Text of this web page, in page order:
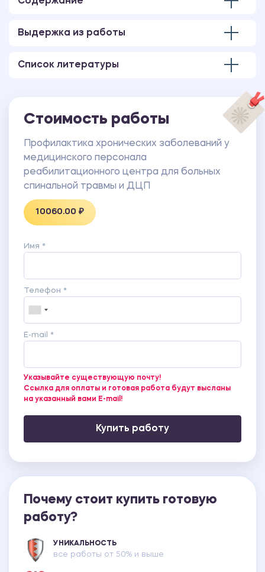
ИММУНОЛОГИЧЕСКОГО ОТДЕЛЕНИЯ
ПРИЛОЖЕНИЕ 2 – ПРАВИЛА ОБСЛЕДОВАНИЯ И
ПРИНЦИПЫ ЛЕЧЕНИЯ ПРОФЕССИОНАЛЬНЫХ
ЗАБОЛЕВАНИЙ МЕДИЦИНСКИХ РАБОТНИКОВ
Выдержка из работы
Список литературы
Стоимость работы
Профилактика хронических заболеваний у
медицинского персонала
реабилитационного центра для больных
спинальной травмы и ДЦП
10060.00 ₽
Имя *
Телефон *
E-mail *
Указывайте существующую почту!
Ссылка для оплаты и готовая работа будут высланы
на указанный вами E-mail!
Купить работу
Почему стоит купить готовую
работу?
УНИКАЛЬНОСТЬ
все работы от 50% и выше